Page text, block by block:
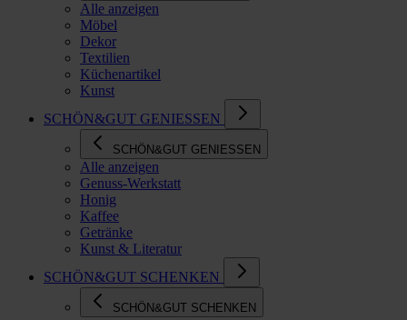
Alle anzeigen
Möbel
Dekor
Textilien
Küchenartikel
Kunst
SCHÖN&GUT GENIESSEN
SCHÖN&GUT GENIESSEN
Alle anzeigen
Genuss-Werkstatt
Honig
Kaffee
Getränke
Kunst & Literatur
SCHÖN&GUT SCHENKEN
SCHÖN&GUT SCHENKEN